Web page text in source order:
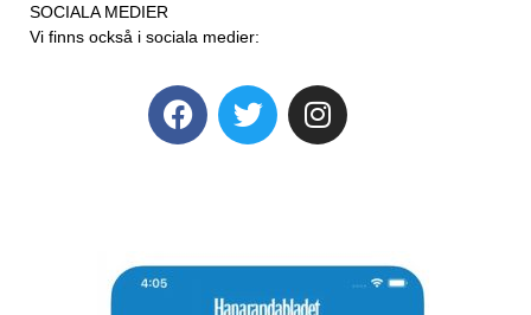
SOCIALA MEDIER
Vi finns också i sociala medier: